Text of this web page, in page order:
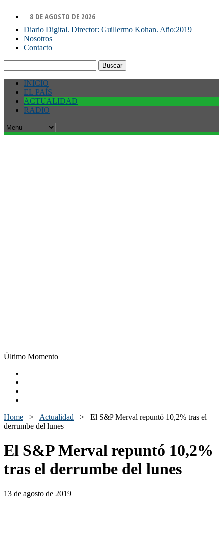
8 DE AGOSTO DE 2026
Diario Digital. Director: Guillermo Kohan. Año:2019
Nosotros
Contacto
INICIO
EL PAÍS
ACTUALIDAD
RADIO
Último Momento
Home > Actualidad > El S&P Merval repuntó 10,2% tras el
derrumbe del lunes
El S&P Merval repuntó 10,2%
tras el derrumbe del lunes
13 de agosto de 2019